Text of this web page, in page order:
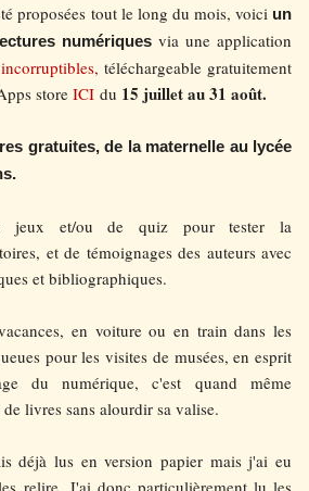
proposées tout le long du mois, voici un
numériques via une application
téléchargeable gratuitement
store ICI du 15 juillet au 31 août.
gratuites, de la maternelle au lycée
jeux et/ou de quiz pour tester la
et de témoignages des auteurs avec
et bibliographiques.
en voiture ou en train dans les
pour les visites de musées, en esprit
du numérique, c'est quand même
livres sans alourdir sa valise.
déjà lus en version papier mais j'ai eu
relire. J'ai donc particulièrement lu les